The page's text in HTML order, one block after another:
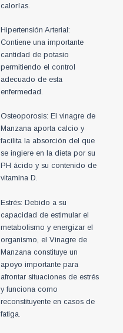
calorías.
Hipertensión Arterial:
Contiene una importante
cantidad de potasio
permitiendo el control
adecuado de esta
enfermedad.
Osteoporosis: El vinagre de
Manzana aporta calcio y
facilita la absorción del que
se ingiere en la dieta por su
PH ácido y su contenido de
vitamina D.
Estrés: Debido a su
capacidad de estimular el
metabolismo y energizar el
organismo, el Vinagre de
Manzana constituye un
apoyo importante para
afrontar situaciones de estrés
y funciona como
reconstituyente en casos de
fatiga.